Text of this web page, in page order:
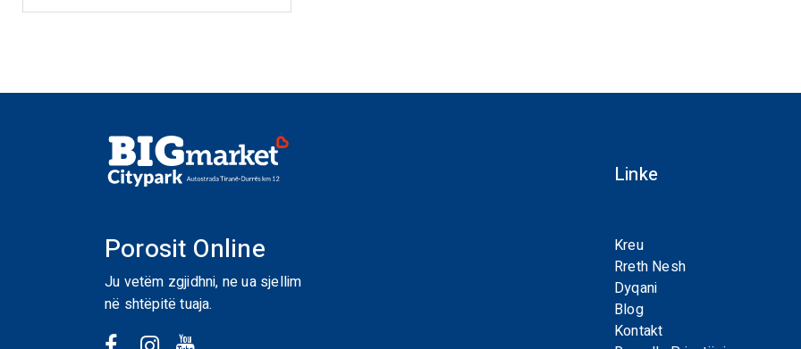
Linke
Porosit Online
Ju vetëm zgjidhni, ne ua sjellim
në shtëpitë tuaja.
Kreu
Rreth Nesh
Dyqani
Blog
Kontakt